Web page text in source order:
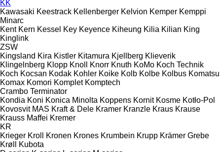
KK
Kawasaki Keestrack Kellenberger Kelvion Kemper Kemppi
Minarc
Kent Kern Kessel Key Keyence Kiheung Kilia Kilian King
Kinglink
ZSW
Kingsland Kira Kistler Kitamura Kjellberg Klieverik
Klingelnberg Klopp Knoll Knorr Knuth KoMo Koch Technik
Koch Kocsan Kodak Kohler Koike Kolb Kolbe Kolbus Komatsu
Komax Komori Komplet Komptech
Crambo Terminator
Kondia Koni Konica Minolta Koppens Kornit Kosme Kotło-Pol
Kovosvit MAS Kraft & Dele Kramer Kranzle Kraus Krause
Krauss Maffei Kremer
KR
Krieger Kroll Kronen Krones Krumbein Krupp Krämer Grebe
Krøll
Kubota